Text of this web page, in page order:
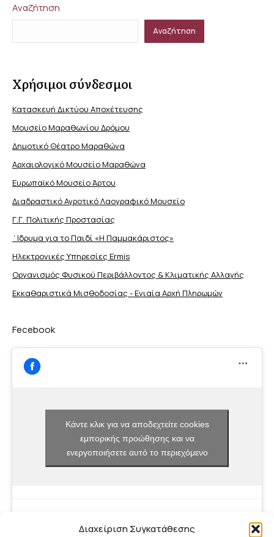
Διαχείριση Συγκατάθεσης
Αναζήτηση
Αναζήτηση
Χρήσιμοι σύνδεσμοι
Κατασκευή Δικτύου Αποχέτευσης
Μουσείο Μαραθωνίου Δρόμου
Δημοτικό Θέατρο Μαραθώνα
Αρχαιολογικό Μουσείο Μαραθώνα
Ευρωπαϊκό Μουσείο Άρτου
Διαδραστικό Αγροτικό Λαογραφικό Μουσείο
Γ.Γ. Πολιτικής Προστασίας
΄Ιδρυμα για το Παιδί «Η Παμμακάριστος»
Ηλεκτρονικές Υπηρεσίες Ermis
Οργανισμός Φυσικού Περιβάλλοντος & Κλιματικής Aλλαγής
Εκκαθαριστικά Μισθοδοσίας - Ενιαία Αρχή Πληρωμών
Fecebook
Κάντε κλικ για να αποδεχτείτε cookies
εμπορικής προώθησης και να
ενεργοποιήσετε αυτό το περιεχόμενο